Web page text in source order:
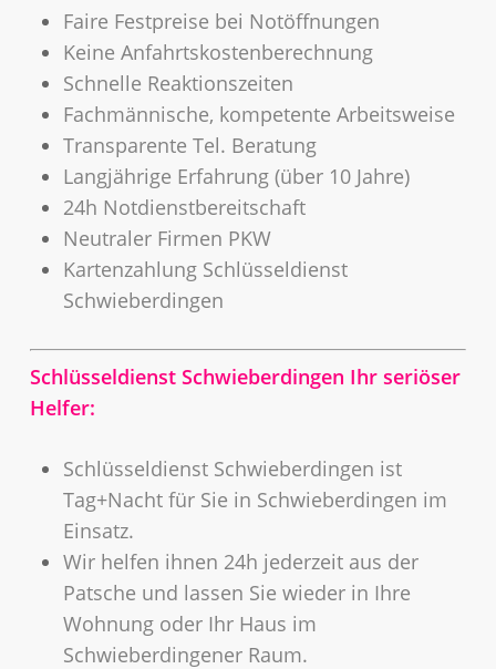
Faire Festpreise bei Notöffnungen
Keine Anfahrtskostenberechnung
Schnelle Reaktionszeiten
Fachmännische, kompetente Arbeitsweise
Transparente Tel. Beratung
Langjährige Erfahrung (über 10 Jahre)
24h Notdienstbereitschaft
Neutraler Firmen PKW
Kartenzahlung Schlüsseldienst
Schwieberdingen
Schlüsseldienst Schwieberdingen Ihr seriöser
Helfer:
Schlüsseldienst Schwieberdingen ist
Tag+Nacht für Sie in Schwieberdingen im
Einsatz.
Wir helfen ihnen 24h jederzeit aus der
Patsche und lassen Sie wieder in Ihre
Wohnung oder Ihr Haus im
Schwieberdingener Raum.